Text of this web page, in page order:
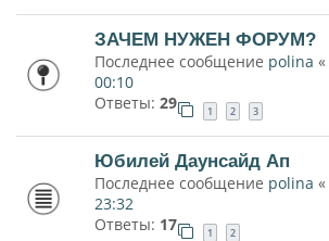
ЗАЧЕМ НУЖЕН ФОРУМ?
Последнее сообщение polina «
00:10
Ответы: 29 1 2 3
Юбилей Даунсайд Ап
Последнее сообщение polina «
23:32
Ответы: 17 1 2